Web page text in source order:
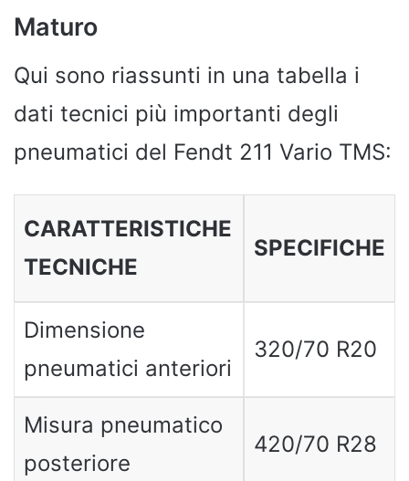
Maturo
Qui sono riassunti in una tabella i
dati tecnici più importanti degli
pneumatici del Fendt 211 Vario TMS:
CARATTERISTICHE
TECNICHE
SPECIFICHE
Dimensione
pneumatici anteriori
320/70 R20
Misura pneumatico
posteriore
420/70 R28